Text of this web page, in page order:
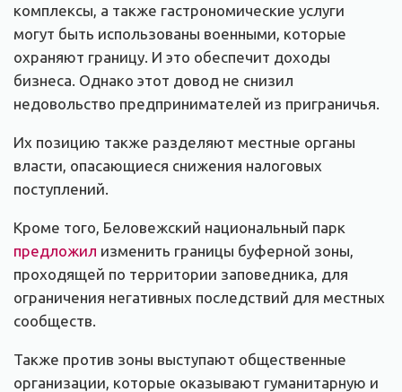
комплексы, а также гастрономические услуги
могут быть использованы военными, которые
охраняют границу. И это обеспечит доходы
бизнеса. Однако этот довод не снизил
недовольство предпринимателей из приграничья.
Их позицию также разделяют местные органы
власти, опасающиеся снижения налоговых
поступлений.
Кроме того, Беловежский национальный парк
предложил изменить границы буферной зоны,
проходящей по территории заповедника, для
ограничения негативных последствий для местных
сообществ.
Также против зоны выступают общественные
организации, которые оказывают гуманитарную и